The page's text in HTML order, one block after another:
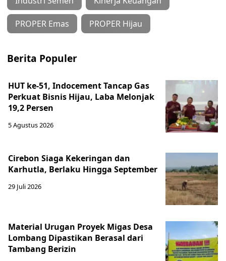
PROPER Emas PROPER Hijau
Berita Populer
HUT ke-51, Indocement Tancap Gas
Perkuat Bisnis Hijau, Laba Melonjak
19,2 Persen
5 Agustus 2026
Cirebon Siaga Kekeringan dan
Karhutla, Berlaku Hingga September
29 Juli 2026
Material Urugan Proyek Migas Desa
Lombang Dipastikan Berasal dari
Tambang Berizin